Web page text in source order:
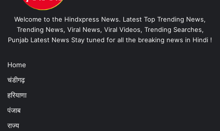
Welcome to the Hindxpress News. Latest Top Trending News,
Trending News, Viral News, Viral Videos, Trending Searches,
Punjab Latest News Stay tuned for all the breaking news in Hindi !
Home
चंडीगढ़
हरियाणा
पंजाब
राज्य